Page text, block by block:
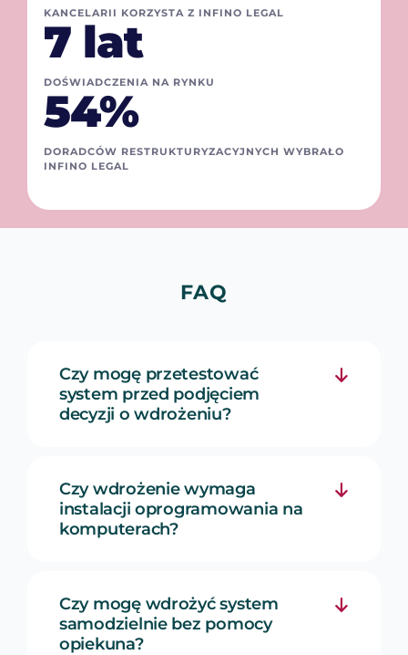
KANCELARII KORZYSTA Z INFINO LEGAL
7 lat
DOŚWIADCZENIA NA RYNKU
54%
DORADCÓW RESTRUKTURYZACYJNYCH WYBRAŁO
INFINO LEGAL
FAQ
Czy mogę przetestować
system przed podjęciem
decyzji o wdrożeniu?
Czy wdrożenie wymaga
instalacji oprogramowania na
komputerach?
Czy mogę wdrożyć system
samodzielnie bez pomocy
opiekuna?